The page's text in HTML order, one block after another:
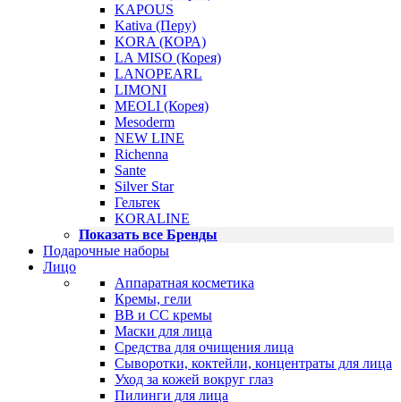
KAPOUS
Kativa (Перу)
KORA (КОРА)
LA MISO (Корея)
LANOPEARL
LIMONI
MEOLI (Корея)
Mesoderm
NEW LINE
Richenna
Sante
Silver Star
Гельтек
KORALINE
Показать все Бренды
Подарочные наборы
Лицо
Аппаратная косметика
Кремы, гели
BB и CC кремы
Маски для лица
Средства для очищения лица
Сыворотки, коктейли, концентраты для лица
Уход за кожей вокруг глаз
Пилинги для лица